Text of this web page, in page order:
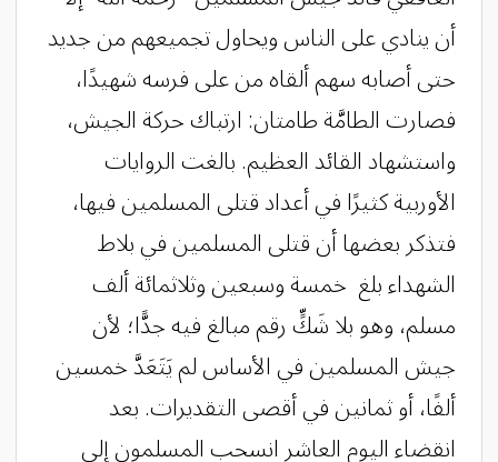
أن ينادي على الناس ويحاول تجميعهم من جديد
حتى أصابه سهم ألقاه من على فرسه شهيدًا،
فصارت الطامَّة طامتان: ارتباك حركة الجيش،
واستشهاد القائد العظيم. بالغت الروايات
الأوربية كثيرًا في أعداد قتلى المسلمين فيها،
فتذكر بعضها أن قتلى المسلمين في بلاط
الشهداء بلغ خمسة وسبعين وثلاثمائة ألف
مسلم، وهو بلا شَكٍّ رقم مبالغ فيه جدًّا؛ لأن
جيش المسلمين في الأساس لم يَتَعَدَّ خمسين
ألفًا، أو ثمانين في أقصى التقديرات. بعد
انقضاء اليوم العاشر انسحب المسلمون إلى